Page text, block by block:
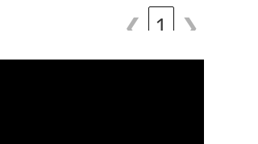
❮ 1 ❯